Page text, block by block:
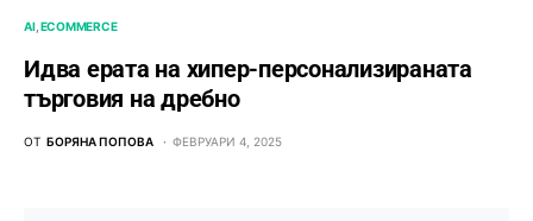
AI ECOMMERCE
Идва ерата на хипер-персонализираната
търговия на дребно
ОТ БОРЯНА ПОПОВА ФЕВРУАРИ 4, 2025